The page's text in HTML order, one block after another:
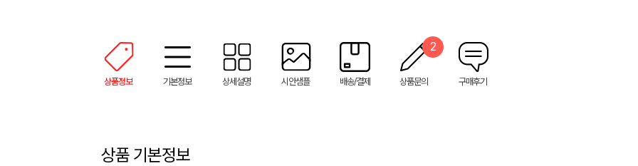
상품정보 기본정보 상세설명 시안샘플 배송/결제 상품문의
2
구매후기
상품 기본정보